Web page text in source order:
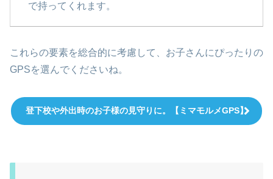
で持ってくれます。
これらの要素を総合的に考慮して、お子さんにぴったりの
GPSを選んでくださいね。
登下校や外出時のお子様の見守りに。【ミマモルメGPS】